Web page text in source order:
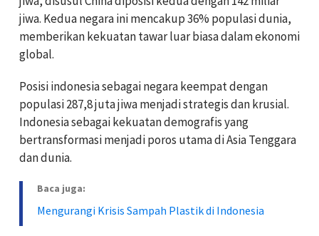
jiwa. Kedua negara ini mencakup 36% populasi dunia,
memberikan kekuatan tawar luar biasa dalam ekonomi
global.
Posisi indonesia sebagai negara keempat dengan
populasi 287,8 juta jiwa menjadi strategis dan krusial.
Indonesia sebagai kekuatan demografis yang
bertransformasi menjadi poros utama di Asia Tenggara
dan dunia.
Baca juga:
Mengurangi Krisis Sampah Plastik di Indonesia